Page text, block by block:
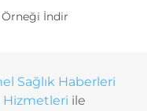
Örneği İndir
Sağlık Haberleri
Hizmetleri ile